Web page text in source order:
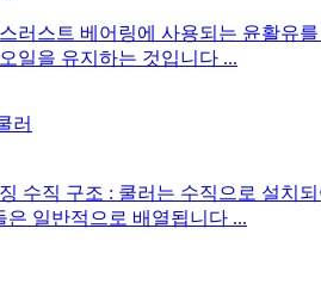
러스트 베어링에 사용되는 윤활유
일을 유지하는 것입니다 ...
수직 구조 : 쿨러는 수직으로 설치
은 일반적으로 배열됩니다 ...